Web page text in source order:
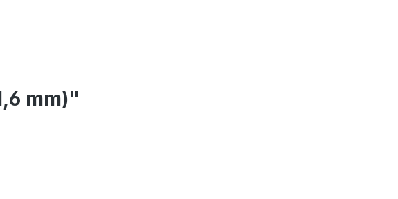
mm)"